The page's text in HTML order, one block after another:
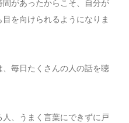
があったからこそ、自分が
を向けられるようになりま
毎日たくさんの人の話を聴
、うまく言葉にできずに戸